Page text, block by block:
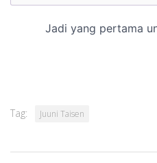
Tag: Juuni Taisen